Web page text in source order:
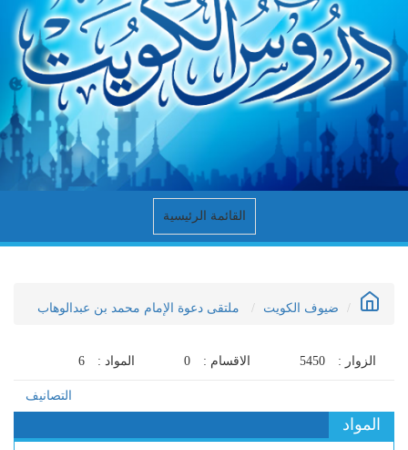
القائمة الرئيسية
ضيوف الكويت ملتقى دعوة الإمام محمد بن عبدالوهاب
الزوار : 5450 الاقسام : 0 المواد : 6
التصانيف
المواد